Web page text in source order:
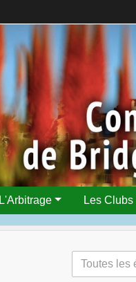
L'Arbitrage Les Clubs